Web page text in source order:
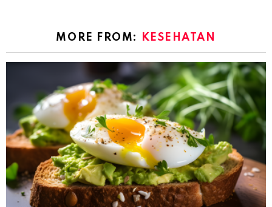
MORE FROM: KESEHATAN